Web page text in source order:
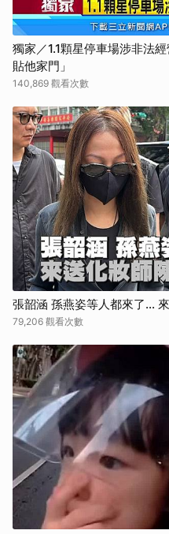
獨家／1.1顆星停車場涉非法
貼他家門」
140,869 觀看次數
張韶涵 孫燕姿等人都來了...
79,206 觀看次數